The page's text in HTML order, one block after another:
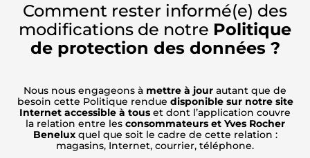
Comment rester informé(e) des
modifications de notre Politique
de protection des données ?
Nous nous engageons à mettre à jour autant que de
besoin cette Politique rendue disponible sur notre site
Internet accessible à tous et dont l’application couvre
la relation entre les consommateurs et Yves Rocher
Beneluxquel que soit le cadre de cette relation :
magasins, Internet, courrier, téléphone.